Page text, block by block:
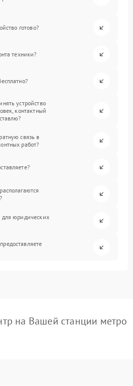
готово?
техники?
устройство
контактный
связь в
работ?
для юридических
на Вашей станции метро